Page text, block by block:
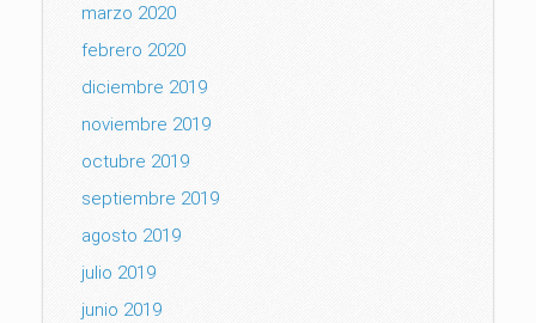
marzo 2020
febrero 2020
diciembre 2019
noviembre 2019
octubre 2019
septiembre 2019
agosto 2019
julio 2019
junio 2019